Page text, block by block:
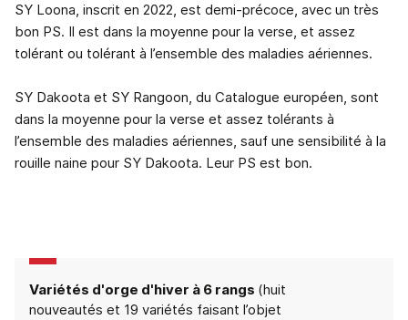
SY Loona, inscrit en 2022, est demi-précoce, avec un très
bon PS. Il est dans la moyenne pour la verse, et assez
tolérant ou tolérant à l’ensemble des maladies aériennes.
SY Dakoota et SY Rangoon, du Catalogue européen, sont
dans la moyenne pour la verse et assez tolérants à
l’ensemble des maladies aériennes, sauf une sensibilité à la
rouille naine pour SY Dakoota. Leur PS est bon.
Variétés d'orge d'hiver à 6 rangs (huit
nouveautés et 19 variétés faisant l’objet